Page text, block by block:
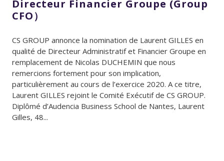
Directeur Financier Groupe (Group
CFO）
CS GROUP annonce la nomination de Laurent GILLES en
qualité de Directeur Administratif et Financier Groupe en
remplacement de Nicolas DUCHEMIN que nous
remercions fortement pour son implication,
particulièrement au cours de l’exercice 2020. A ce titre,
Laurent GILLES rejoint le Comité Exécutif de CS GROUP.
Diplômé d’Audencia Business School de Nantes, Laurent
Gilles, 48...